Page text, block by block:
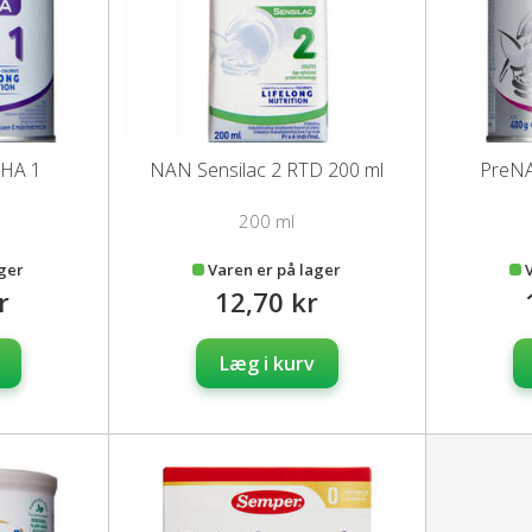
1 NAN Sensilac 2 RTD 200 ml
200 ml
Varen er på lager
12,70 kr
Læg i kurv